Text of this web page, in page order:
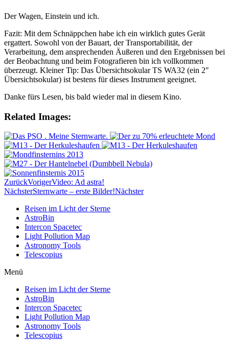
Der Wagen, Einstein und ich.
Fazit: Mit dem Schnäppchen habe ich ein wirklich gutes Gerät
ergattert. Sowohl von der Bauart, der Transportabilität, der
Verarbeitung, dem ansprechenden Äußeren und den Ergebnissen bei
der Beobachtung und beim Fotografieren bin ich vollkommen
überzeugt. Kleiner Tip: Das Übersichtsokular TS WA32 (ein 2″
Übersichtsokular) ist bestens für dieses Instrument geeignet.
Danke fürs Lesen, bis bald wieder mal in diesem Kino.
Related Images:
ZurückVorigerVideo: Ad astra!
NächsterSternwarte – erste Bilder!Nächster
Reisen im Licht der Sterne
AstroBin
Intercon Spacetec
Light Pollution Map
Astronomy Tools
Telescopius
Menü
Reisen im Licht der Sterne
AstroBin
Intercon Spacetec
Light Pollution Map
Astronomy Tools
Telescopius